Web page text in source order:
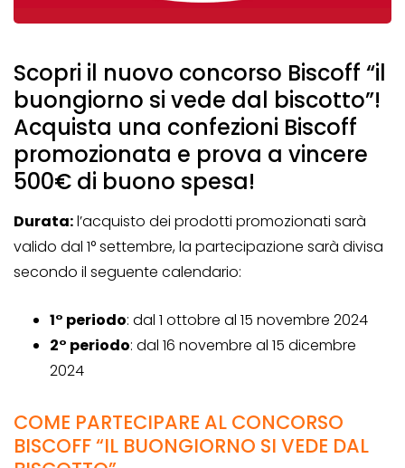
Scopri il nuovo concorso Biscoff “il
buongiorno si vede dal biscotto”!
Acquista una confezioni Biscoff
promozionata e prova a vincere
500€ di buono spesa!
Durata:l’acquisto dei prodotti promozionati sarà
valido dal 1° settembre, la partecipazione sarà divisa
secondo il seguente calendario:
1° periodo: dal 1 ottobre al 15 novembre 2024
2° periodo: dal 16 novembre al 15 dicembre
2024
COME PARTECIPARE AL CONCORSO
BISCOFF “IL BUONGIORNO SI VEDE DAL